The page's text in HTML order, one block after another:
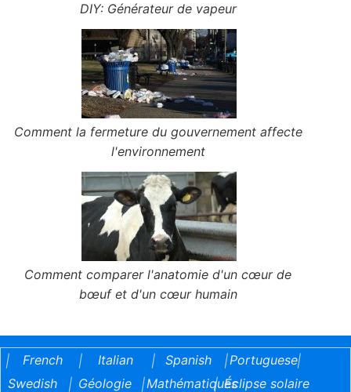
DIY: Générateur de vapeur
Comment la fermeture du gouvernement affecte
l'environnement
Comment comparer l'anatomie d'un cœur de
bœuf et d'un cœur humain
| French | Italian | Spanish |Portuguese|
Swedish
| Géologie |Mathématiques
| Éclipse solaire